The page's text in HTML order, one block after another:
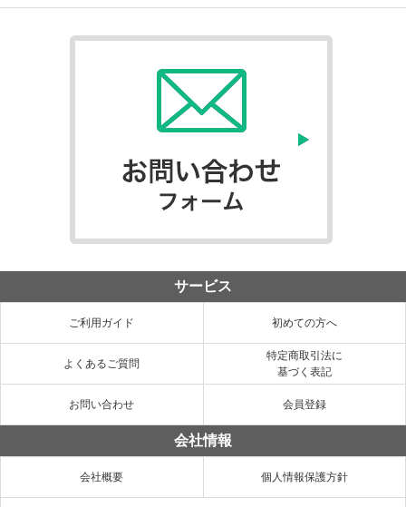
サービス
ご利用ガイド 初めての方へ
よくあるご質問
特定商取引法に
基づく表記
お問い合わせ 会員登録
会社情報
会社概要 個人情報保護方針